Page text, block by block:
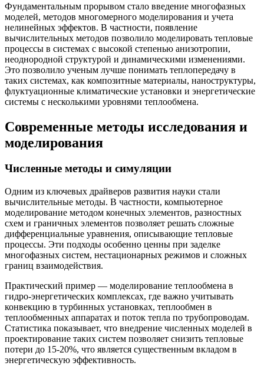
Фундаментальным прорывом стало введение многофазных
моделей, методов многомерного моделирования и учета
нелинейных эффектов. В частности, появление
вычислительных методов позволило моделировать тепловые
процессы в системах с высокой степенью анизотропии,
неоднородной структурой и динамическими изменениями.
Это позволило ученым лучше понимать теплопередачу в
таких системах, как композитные материалы, наноструктуры,
флуктуационные климатические установки и энергетические
системы с несколькими уровнями теплообмена.
Современные методы исследования и
моделирования
Численные методы и симуляции
Одним из ключевых драйверов развития науки стали
вычислительные методы. В частности, компьютерное
моделирование методом конечных элементов, разностных
схем и граничных элементов позволяет решать сложные
дифференциальные уравнения, описывающие тепловые
процессы. Эти подходы особенно ценны при заделке
многофазных систем, нестационарных режимов и сложных
границ взаимодействия.
Практический пример — моделирование теплообмена в
гидро-энергетических комплексах, где важно учитывать
конвекцию в турбинных установках, теплообмен в
теплообменных аппаратах и поток тепла по трубопроводам.
Статистика показывает, что внедрение численных моделей в
проектирование таких систем позволяет снизить тепловые
потери до 15-20%, что является существенным вкладом в
энергетическую эффективность.